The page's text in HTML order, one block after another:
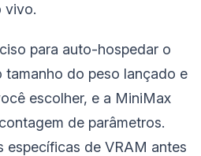
vivo.
para auto-hospedar o
tamanho do peso lançado e
escolher, e a MiniMax
de parâmetros.
específicas de VRAM antes